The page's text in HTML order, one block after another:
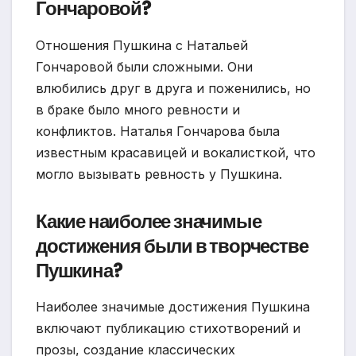
Гончаровой?
Отношения Пушкина с Натальей
Гончаровой были сложными. Они
влюбились друг в друга и поженились, но
в браке было много ревности и
конфликтов. Наталья Гончарова была
известным красавицей и вокалисткой, что
могло вызывать ревность у Пушкина.
Какие наиболее значимые
достижения были в творчестве
Пушкина?
Наиболее значимые достижения Пушкина
включают публикацию стихотворений и
прозы, создание классических